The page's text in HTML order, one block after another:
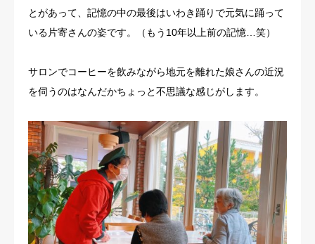
とがあって、記憶の中の最後はいわき踊りで元気に踊って
いる片寄さんの姿です。（もう10年以上前の記憶…笑）
サロンでコーヒーを飲みながら地元を離れた娘さんの近況
を伺うのはなんだかちょっと不思議な感じがします。